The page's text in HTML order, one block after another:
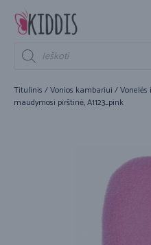
Titulinis /Vonios kambariui /
maudymosi pirštinė, A1123_pink